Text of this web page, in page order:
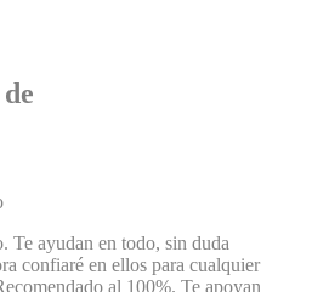
Te ayudan en todo, sin duda
confiaré en ellos para cualquier
al 100%. Te apoyan